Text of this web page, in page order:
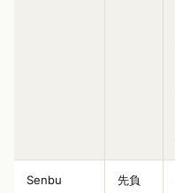
Senbu 先負